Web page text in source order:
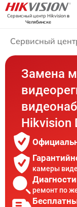
Сервисный центр Hikvisionв
Челябинске
Сервисный
Замена
Hikvision
камеры
ремонт по